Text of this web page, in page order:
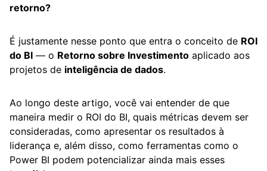
retorno?
É justamente nesse ponto que entra o conceito de ROI
do BI — o Retorno sobre Investimento aplicado aos
projetos de inteligência de dados.
Ao longo deste artigo, você vai entender de que
maneira medir o ROI do BI, quais métricas devem ser
consideradas, como apresentar os resultados à
liderança e, além disso, como ferramentas como o
Power BI podem potencializar ainda mais esses